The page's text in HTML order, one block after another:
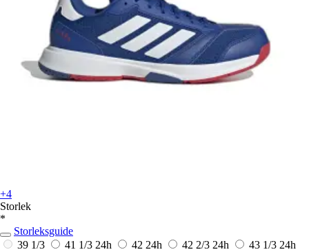
+4
Storlek
*
Storleksguide
39 1/3
41 1/3 24h 42 24h 42 2/3 24h 43 1/3 24h